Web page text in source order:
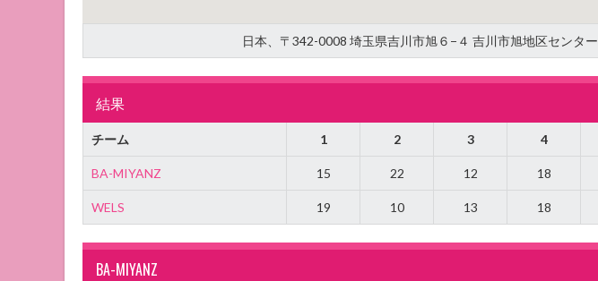
日本、〒342-0008 埼玉県吉川市旭６−４ 吉川市旭地区センター
結果
チーム 1 2 3 4
BA-MIYANZ 15 22 12 18
WELS 19 10 13 18
BA-MIYANZ